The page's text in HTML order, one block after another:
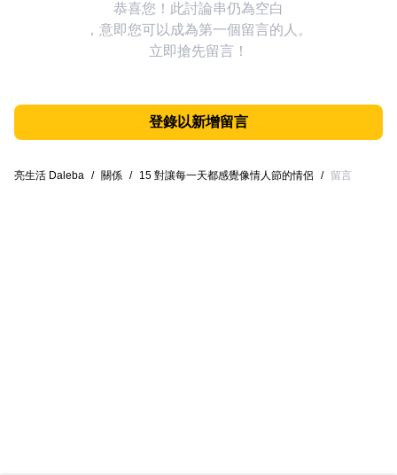
恭喜您！此討論串仍為空白
，意即您可以成為第一個留言的人。
立即搶先留言！
登錄以新增留言
亮生活 Daleba / 關係 / 15 對讓每一天都感覺像情人節的情侶 / 留言